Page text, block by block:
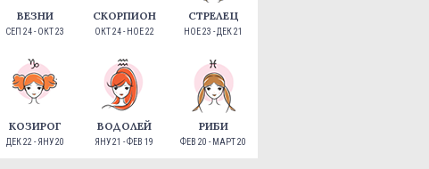
ВЕЗНИ
СЕП 24 - ОКТ 23
СКОРПИОН
ОКТ 24 - НОЕ 22
СТРЕЛЕЦ
НОЕ 23 - ДЕК 21
КОЗИРОГ
ДЕК 22 - ЯНУ 20
ВОДОЛЕЙ
ЯНУ 21 - ФЕВ 19
РИБИ
ФЕВ 20 - МАРТ 20